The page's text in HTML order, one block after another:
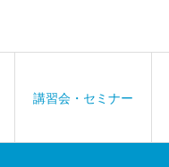
講習会・セミナー